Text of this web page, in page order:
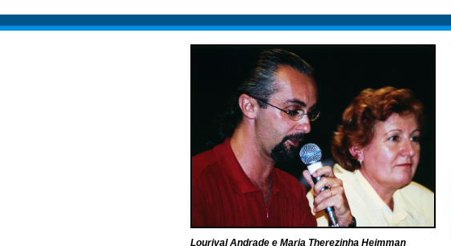
Lourival Andrade e Maria Therezinha Heimman